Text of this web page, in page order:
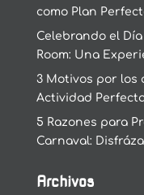
como Plan
Celebrando el
Room: Una
3 Motivos por los
Actividad
5 Razones para
Carnaval:
Archivos